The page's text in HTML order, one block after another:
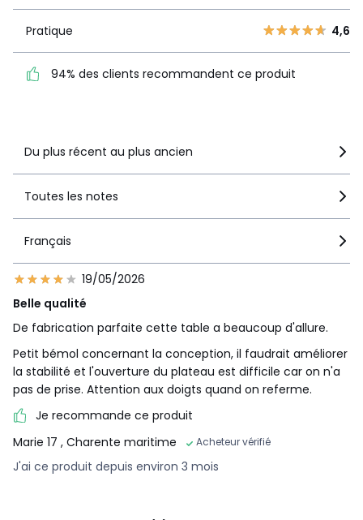
1 7
2
3 12
recommandent ce produit
Pratique 4,6
94% des clients recommandent ce produit
Du plus récent au plus ancien
Toutes les notes
Français
19/05/2026
Belle qualité
De fabrication parfaite cette table a beaucoup d'allure.
Petit bémol concernant la conception, il faudrait améliorer
la stabilité et l'ouverture du plateau est difficile car on n'a
pas de prise. Attention aux doigts quand on referme.
Je recommande ce produit
Marie 17 , Charente maritime Acheteur vérifié
J'ai ce produit depuis environ 3 mois